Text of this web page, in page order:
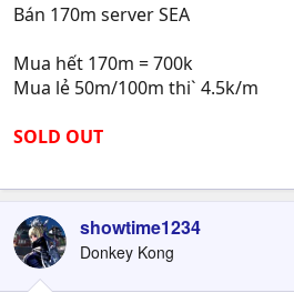
Bán 170m server SEA
Mua hết 170m = 700k
Mua lẻ 50m/100m thi` 4.5k/m
SOLD OUT
showtime1234
Donkey Kong